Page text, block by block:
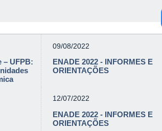
– UFPB:
09/08/2022
ENADE 2022 - INFORMES E
ORIENTAÇÕES
12/07/2022
ENADE 2022 - INFORMES E
ORIENTAÇÕES